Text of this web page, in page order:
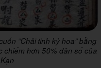
“Chải tinh kỷ hoa” bằng
chiếm hơn 50% dân số của